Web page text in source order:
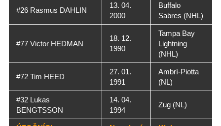
#26 Rasmus DAHLIN
13. 04.
2000
Buffalo
Sabres (NHL)
#77 Victor HEDMAN
18. 12.
1990
Tampa Bay
Lightning
(NHL)
#72 Tim HEED
27. 01.
1991
Ambrì-Piotta
(NL)
#32 Lukas
BENGTSSON
14. 04.
1994
Zug (NL)